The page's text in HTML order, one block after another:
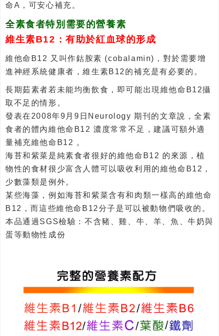
命A，可安心補充。
全素食者特別需要的營養素
維生素B12：有助於紅血球的形成
維他命B12 又叫作鈷胺素 (cobalamin)，對於需要增
進神經系統健康者，維生素B12的補充是有必要的。
長期茹素者若未能均衡飲食，即可能出現維他命B12攝
取不足的情形。
發表在2008年9月9日Neurology 期刊的文章說，全素
食者的體內維他命B12 濃度常常不足，建議可額外適
量補充維他命B12 。
海苔和紫菜是純素食者很好的維他命B12 的來源，植
物性的食材很少富含人體可以吸收利用的維他命B12，
少數藻類是例外。
某些海藻，例如海苔和紫菜含有和肉類一樣高的維他命
B12，而這些維他命B12分子是可以被動物們吸收的。
本品通過SGS檢驗：不含豬、雞、牛、羊、魚、牛奶與
蛋等動物性成份